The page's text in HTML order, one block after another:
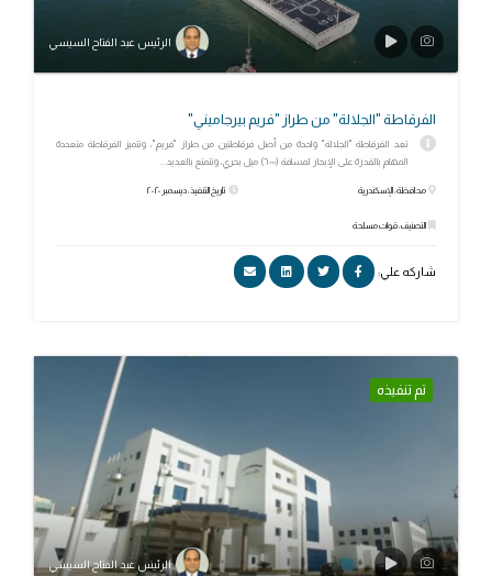
الرئيس عبد الفتاح السيسي
الفرقاطة "الجلالة" من طراز "فریم بيرجامیني"
تعد الفرقاطة "الجلالة" واحدة من أصل فرقاطتين من طراز "فریم"، وتتميز الفرقاطة متعددة
المهام بالقدرة على الإبحار لمسافة (٦٠٠٠) ميل بحري، وتتمتع بالعديد...
محافظة: الإسكندرية
التصنيف: قوات مسلحة
تاريخ التنفيذ: ديسمبر ٢٠٢٠
شاركه علي:
تم تنفيذه
الرئيس عبد الفتاح السيسي